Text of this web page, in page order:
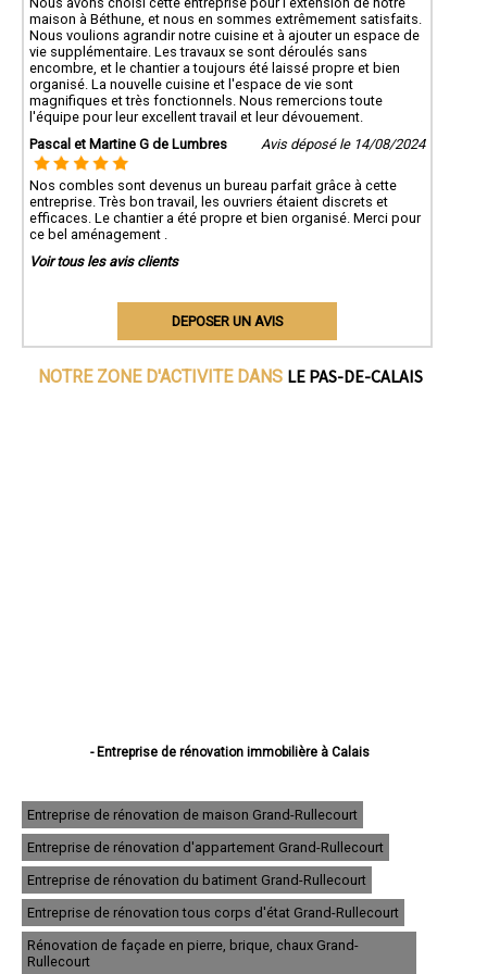
maison à Béthune, et nous en sommes extrêmement satisfaits.
Nous voulions agrandir notre cuisine et à ajouter un espace de
vie supplémentaire. Les travaux se sont déroulés sans
encombre, et le chantier a toujours été laissé propre et bien
organisé. La nouvelle cuisine et l'espace de vie sont
magnifiques et très fonctionnels. Nous remercions toute
l'équipe pour leur excellent travail et leur dévouement.
Pascal et Martine G de Lumbres
Avis déposé le 14/08/2024
Nos combles sont devenus un bureau parfait grâce à cette
entreprise. Très bon travail, les ouvriers étaient discrets et
efficaces. Le chantier a été propre et bien organisé. Merci pour
ce bel aménagement .
Voir tous les avis clients
DEPOSER UN AVIS
NOTRE ZONE D'ACTIVITE DANS LE PAS-DE-CALAIS
- Entreprise de rénovation immobilière à Calais
- Entreprise de rénovation immobilière à Lens
- Entreprise de rénovation immobilière à Liévin
- Entreprise de rénovation immobilière à Béthune
- Entreprise de rénovation immobilière à Hénin-Beaumont
- Entreprise de rénovation immobilière à Bruay-la-Buissière
- Entreprise de rénovation immobilière à Avion
- Entreprise de rénovation immobilière à Carvin
- Entreprise de rénovation immobilière à Berck
- Entreprise de rénovation immobilière à Saint-Omer
Entreprise de rénovation de maison Grand-Rullecourt
Entreprise de rénovation d'appartement Grand-Rullecourt
Entreprise de rénovation du batiment Grand-Rullecourt
Entreprise de rénovation tous corps d'état Grand-Rullecourt
Rénovation de façade en pierre, brique, chaux Grand-
Rullecourt